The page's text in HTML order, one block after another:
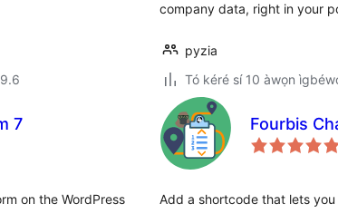
company data, right in your
pyzia
Tó kéré sí 10 àwọn
7
on the WordPress
Fourbis
Add a shortcode that lets